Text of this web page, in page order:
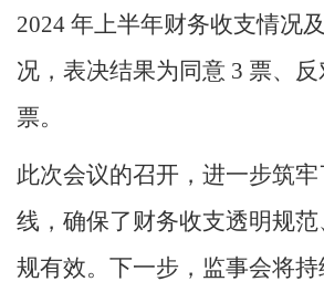
2024 年上半年财务收支情况
况，表决结果为同意 3 票、
票。
此次会议的召开，进一步筑
线，确保了财务收支透明规
规有效。下一步，监事会将持